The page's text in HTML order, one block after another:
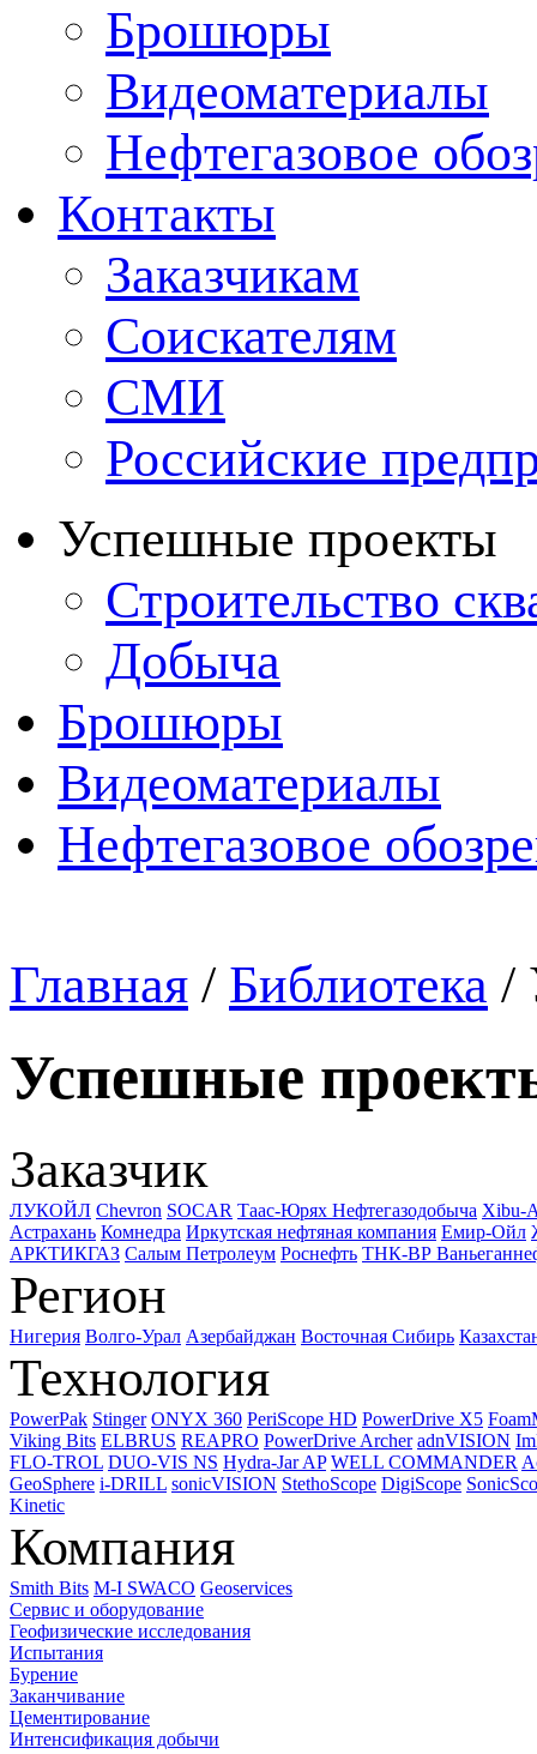
Брошюры
Видеоматериалы
Нефтегазовое
Контакты
Заказчикам
Соискателям
СМИ
Российские
Успешные проекты
Строительство
Добыча
Брошюры
Видеоматериалы
Нефтегазовое
Главная / Библиотека /
Успешные
Заказчик
ЛУКОЙЛ Chevron SOCAR Таас-Юрях Нефтегазодобыча Xibu-
Астрахань Комнедра Иркутская нефтяная компания Емир-Ойл
АРКТИКГАЗ Салым Петролеум Роснефть ТНК-ВР
Регион
Нигерия Волго-Урал Азербайджан Восточная Сибирь
Технология
PowerPak Stinger ONYX 360 PeriScope HD PowerDrive X5
Viking Bits ELBRUS REAPRO PowerDrive Archer adnVISION
FLO-TROL DUO-VIS NS Hydra-Jar AP WELL COMMANDER
GeoSphere i-DRILL sonicVISION StethoScope DigiScope
Kinetic
Компания
Smith Bits M-I SWACO Geoservices
Сервис и оборудование
Геофизические исследования
Испытания
Бурение
Заканчивание
Цементирование
Интенсификация добычи